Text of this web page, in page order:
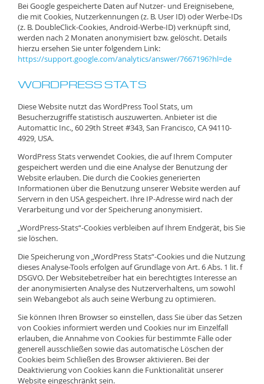
Bei Google gespeicherte Daten auf Nutzer- und Ereignisebene,
die mit Cookies, Nutzerkennungen (z. B. User ID) oder Werbe-IDs
(z. B. DoubleClick-Cookies, Android-Werbe-ID) verknüpft sind,
werden nach 2 Monaten anonymisiert bzw. gelöscht. Details
hierzu ersehen Sie unter folgendem Link:
https://support.google.com/analytics/answer/7667196?hl=de
WORDPRESS STATS
Diese Website nutzt das WordPress Tool Stats, um
Besucherzugriffe statistisch auszuwerten. Anbieter ist die
Automattic Inc., 60 29th Street #343, San Francisco, CA 94110-
4929, USA.
WordPress Stats verwendet Cookies, die auf Ihrem Computer
gespeichert werden und die eine Analyse der Benutzung der
Website erlauben. Die durch die Cookies generierten
Informationen über die Benutzung unserer Website werden auf
Servern in den USA gespeichert. Ihre IP-Adresse wird nach der
Verarbeitung und vor der Speicherung anonymisiert.
„WordPress-Stats“-Cookies verbleiben auf Ihrem Endgerät, bis Sie
sie löschen.
Die Speicherung von „WordPress Stats“-Cookies und die Nutzung
dieses Analyse-Tools erfolgen auf Grundlage von Art. 6 Abs. 1 lit. f
DSGVO. Der Websitebetreiber hat ein berechtigtes Interesse an
der anonymisierten Analyse des Nutzerverhaltens, um sowohl
sein Webangebot als auch seine Werbung zu optimieren.
Sie können Ihren Browser so einstellen, dass Sie über das Setzen
von Cookies informiert werden und Cookies nur im Einzelfall
erlauben, die Annahme von Cookies für bestimmte Fälle oder
generell ausschließen sowie das automatische Löschen der
Cookies beim Schließen des Browser aktivieren. Bei der
Deaktivierung von Cookies kann die Funktionalität unserer
Website eingeschränkt sein.